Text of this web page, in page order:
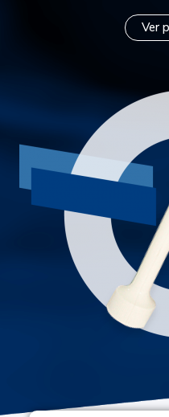
Ver